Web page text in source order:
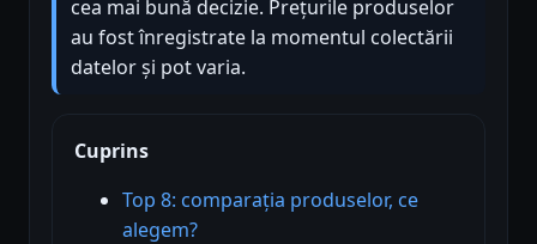
cea mai bună decizie. Prețurile produselor
au fost înregistrate la momentul colectării
datelor și pot varia.
Cuprins
Top 8: comparația produselor, ce
alegem?